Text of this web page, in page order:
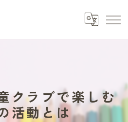
クラブで楽しむ
活動とは